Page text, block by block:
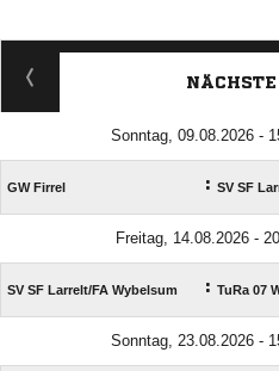
Sonntag, 09.08.2026 -
GW Firrel : SV SF
Freitag, 14.08.2026 -
SV SF Larrelt/​FA Wybelsum : TuRa 07
Sonntag, 23.08.2026 -